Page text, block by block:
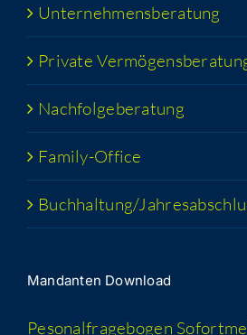
Unter­neh­mens­be­ra­tung
Pri­va­te
Nach­fol­ge­be­ra­tung
Fami­­ly-Office
Buchhaltung/​​
Man­dan­ten Download
Peso­nal­fra­ge­bo­gen